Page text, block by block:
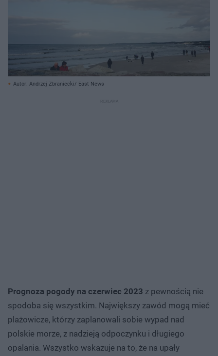
Autor: Andrzej Zbraniecki/ East News
Prognoza pogody na czerwiec 2023 z pewnością nie
spodoba się wszystkim. Największy zawód mogą mieć
plażowicze, którzy zaplanowali sobie wypad nad
polskie morze, z nadzieją odpoczynku i długiego
opalania. Wszystko wskazuje na to, że na upały